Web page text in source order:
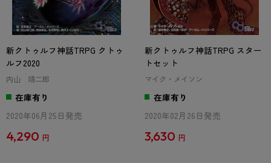
新クトゥルフ神話TRPG クトゥ
ルフ2020
内山 靖二郎
在庫有り
2020年06月25日発売
4,290 円
新クトゥルフ神話TRPG スター
トセット
マイク・メイソン
在庫有り
2020年02月26日発売
3,630 円